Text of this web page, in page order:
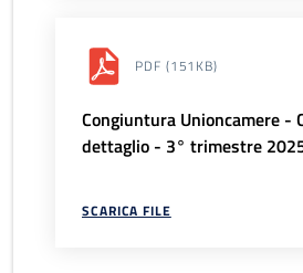
PDF (151KB)
Congiuntura Unioncamere -
dettaglio - 3° trimestre
SCARICA FILE